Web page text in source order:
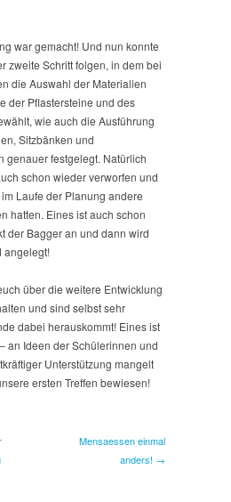
war gemacht! Und nun konnte
zweite Schritt folgen, in dem bei
die Auswahl der Materialien
der Pflastersteine und des
wie auch die Ausführung
Sitzbänken und
genauer festgelegt. Natürlich
schon wieder verworfen und
Laufe der Planung andere
hatten. Eines ist auch schon
der Bagger an und dann wird
angelegt!
über die weitere Entwicklung
und sind selbst sehr
dabei herauskommt! Eines ist
an Ideen der Schülerinnen und
Unterstützung mangelt
ersten Treffen bewiesen!
Mensaessen einmal
anders! →